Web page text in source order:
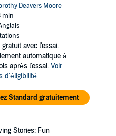
Deavers Moore
min
gratuit avec l'essai.
automatique à
après l'essai. Voir
d'éligibilité
Standard gratuitement
Stories: Fun